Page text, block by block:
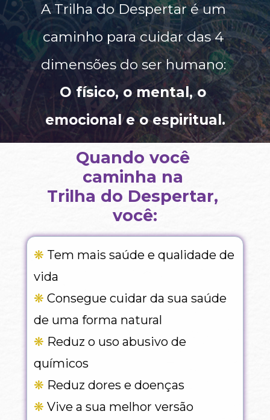
A Trilha do Despertar é um
caminho para cuidar das 4
dimensões do ser humano:
O físico, o mental, o
emocional e o espiritual.
Quando você
caminha na
Trilha do Despertar,
você:
❋ Tem mais saúde e qualidade de
vida
❋ Consegue cuidar da sua saúde
de uma forma natural
❋ Reduz o uso abusivo de
químicos
❋ Reduz dores e doenças
❋ Vive a sua melhor versão